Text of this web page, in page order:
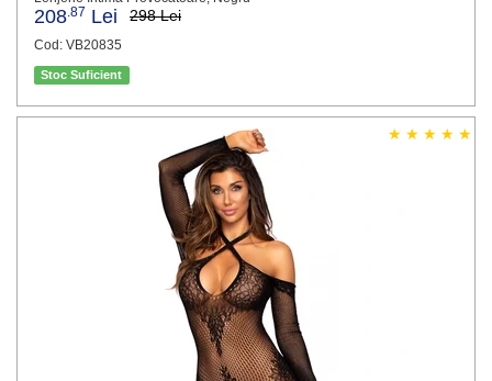
208 .87 Lei 298 Lei
Cod: VB20835
Stoc Suficient